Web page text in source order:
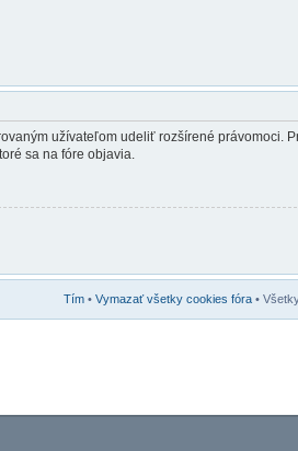
užívateľom udeliť rozšírené právomoci.
sa na fóre objavia.
Tím • Vymazať všetky cookies fóra •